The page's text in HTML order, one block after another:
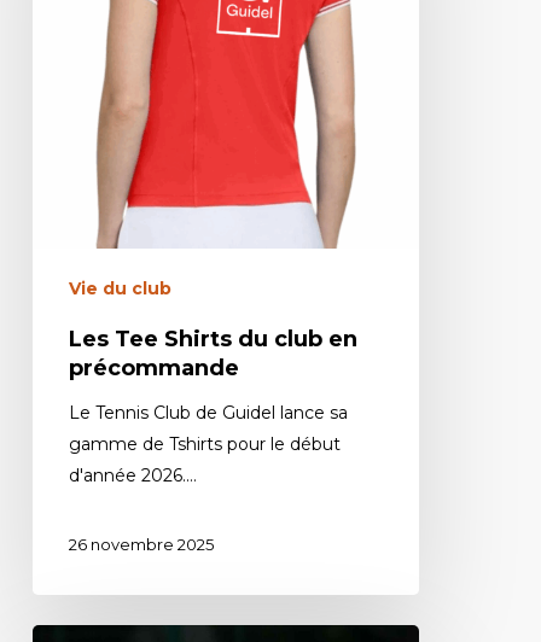
Vie du club
Les Tee Shirts du club en
précommande
Le Tennis Club de Guidel lance sa
gamme de Tshirts pour le début
d'année 2026.…
26 novembre 2025